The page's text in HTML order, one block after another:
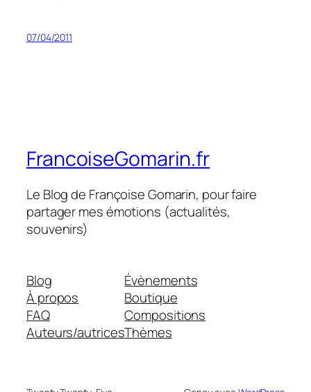
07/04/2011
FrancoiseGomarin.fr
Le Blog de Françoise Gomarin, pour faire
partager mes émotions (actualités,
souvenirs)
Blog
À propos
FAQ
Auteurs/autrices
Évènements
Boutique
Compositions
Thèmes